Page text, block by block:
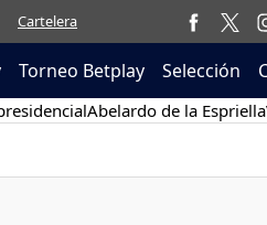
Cartelera
Torneo Betplay Selección
Abelardo de la Espriella